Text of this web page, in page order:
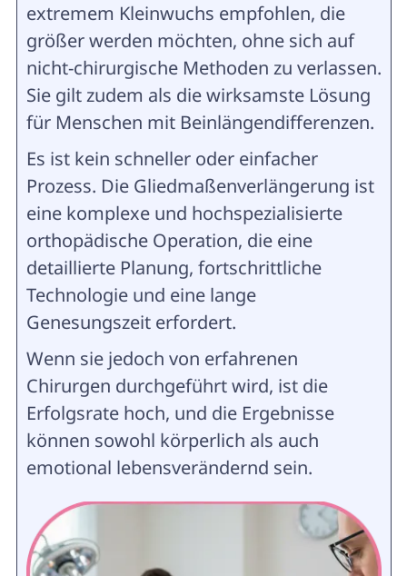
extremem Kleinwuchs empfohlen, die
größer werden möchten, ohne sich auf
nicht-chirurgische Methoden zu verlassen.
Sie gilt zudem als die wirksamste Lösung
für Menschen mit Beinlängendifferenzen.
Es ist kein schneller oder einfacher
Prozess. Die Gliedmaßenverlängerung ist
eine komplexe und hochspezialisierte
orthopädische Operation, die eine
detaillierte Planung, fortschrittliche
Technologie und eine lange
Genesungszeit erfordert.
Wenn sie jedoch von erfahrenen
Chirurgen durchgeführt wird, ist die
Erfolgsrate hoch, und die Ergebnisse
können sowohl körperlich als auch
emotional lebensverändernd sein.